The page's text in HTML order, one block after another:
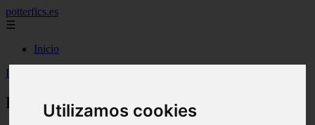
Utilizamos cookies
potterfics.es
☰
Inicio
Inicio
Ella y él - Fanfics de Harry Potter